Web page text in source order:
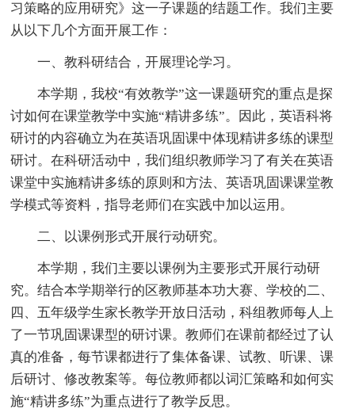
习策略的应用研究》这一子课题的结题工作。我们主要
从以下几个方面开展工作：
一、教科研结合，开展理论学习。
本学期，我校“有效教学”这一课题研究的重点是探
讨如何在课堂教学中实施“精讲多练”。因此，英语科将
研讨的内容确立为在英语巩固课中体现精讲多练的课型
研讨。在科研活动中，我们组织教师学习了有关在英语
课堂中实施精讲多练的原则和方法、英语巩固课课堂教
学模式等资料，指导老师们在实践中加以运用。
二、以课例形式开展行动研究。
本学期，我们主要以课例为主要形式开展行动研
究。结合本学期举行的区教师基本功大赛、学校的二、
四、五年级学生家长教学开放日活动，科组教师每人上
了一节巩固课课型的研讨课。教师们在课前都经过了认
真的准备，每节课都进行了集体备课、试教、听课、课
后研讨、修改教案等。每位教师都以词汇策略和如何实
施“精讲多练”为重点进行了教学反思。